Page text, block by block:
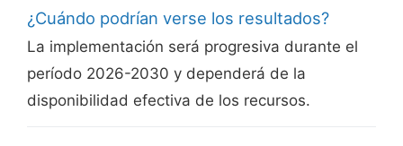
¿Cuándo podrían verse los resultados?
La implementación será progresiva durante el
período 2026-2030 y dependerá de la
disponibilidad efectiva de los recursos.